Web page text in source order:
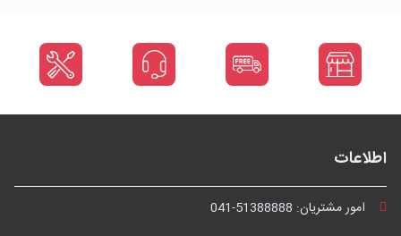
اطلاعات
امور مشتریان: 041-51388888